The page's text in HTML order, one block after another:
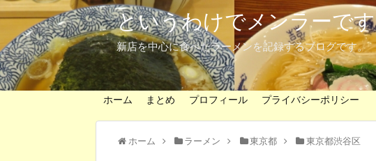
というわけでメンラーです
新店を中心に食べたラーメンを記録するブログです。
ホーム まとめ プロフィール プライバシーポリシー
ホーム ラーメン 東京都 東京都渋谷区